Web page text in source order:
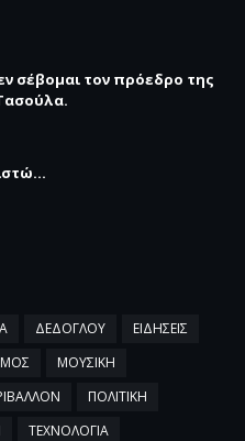
σέβομαι τον πρόεδρο της
ΔΕΔΟΓΛΟΥ
ΕΙΔΗΣΕΙΣ
ΜΟΥΣΙΚΗ
ΠΟΛΙΤΙΚΗ
ΤΕΧΝΟΛΟΓΙΑ